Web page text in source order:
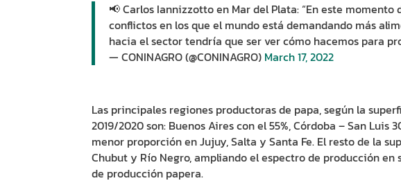
📢 Carlos Iannizzotto en Mar del Plata: “En este
conflictos en los que el mundo está demandando más
hacia el sector tendría que ser ver cómo hacemos para
— CONINAGRO (@CONINAGRO) March 17, 2022
Las principales regiones productoras de papa, según la
2019/2020 son: Buenos Aires con el 55%, Córdoba – San Luis
menor proporción en Jujuy, Salta y Santa Fe. El resto de la
Chubut y Río Negro, ampliando el espectro de producción
de producción papera.